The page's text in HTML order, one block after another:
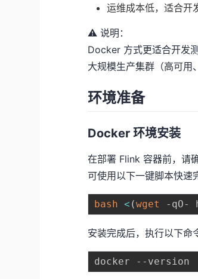
运维成本低，适合开
⚠️ 说明：
Docker 方式更适合开发
大规模生产集群（高可用
环境准备
Docker 环境安装
在部署 Flink 容器前，请
可使用以下一键脚本快速
bash < (wget -qO-
安装完成后，执行以下命